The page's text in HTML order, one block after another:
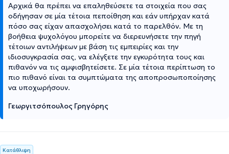
Αρχικά θα πρέπει να επαληθεύσετε τα στοιχεία που σας
οδήγησαν σε μία τέτοια πεποίθηση και εάν υπήρχαν κατά
πόσο σας είχαν απασχολήσει κατά το παρελθόν. Με τη
βοήθεια ψυχολόγου μπορείτε να διερευνήσετε την πηγή
τέτοιων αντιλήψεων με βάση τις εμπειρίες και την
ιδιοσυγκρασία σας, να ελέγξετε την εγκυρότητα τους και
πιθανόν να τις αμφισβητείσετε. Σε μία τέτοια περίπτωση το
πιο πιθανό είναι τα συμπτώματα της αποπροσωποποίησης
να υποχωρήσουν.
Γεωργιτσόπουλος Γρηγόρης
Κατάθλιψη